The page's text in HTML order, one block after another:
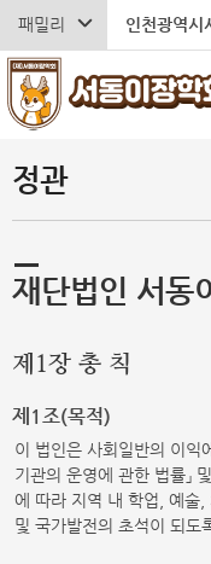
패밀리 인천광역시
정관
재단법인 서동
제1장 총 칙
제1조(목적)
이 법인은 사회일반의 이익
기관의 운영에 관한 법률」
에 따라 지역 내 학업, 예술,
및 국가발전의 초석이 되도